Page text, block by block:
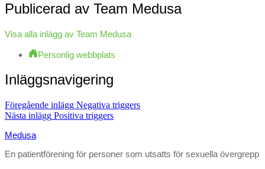
Publicerad av Team Medusa
Visa alla inlägg av Team Medusa
Personlig webbplats
Inläggsnavigering
Föregående inlägg Negativa triggers
Nästa inlägg Positiva triggers
Medusa
En patientförening för personer som utsatts för sexuella övergrepp